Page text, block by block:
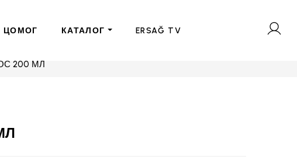
ЦОМОГ КАТАЛОГ ERSAĞ TV
200 МЛ